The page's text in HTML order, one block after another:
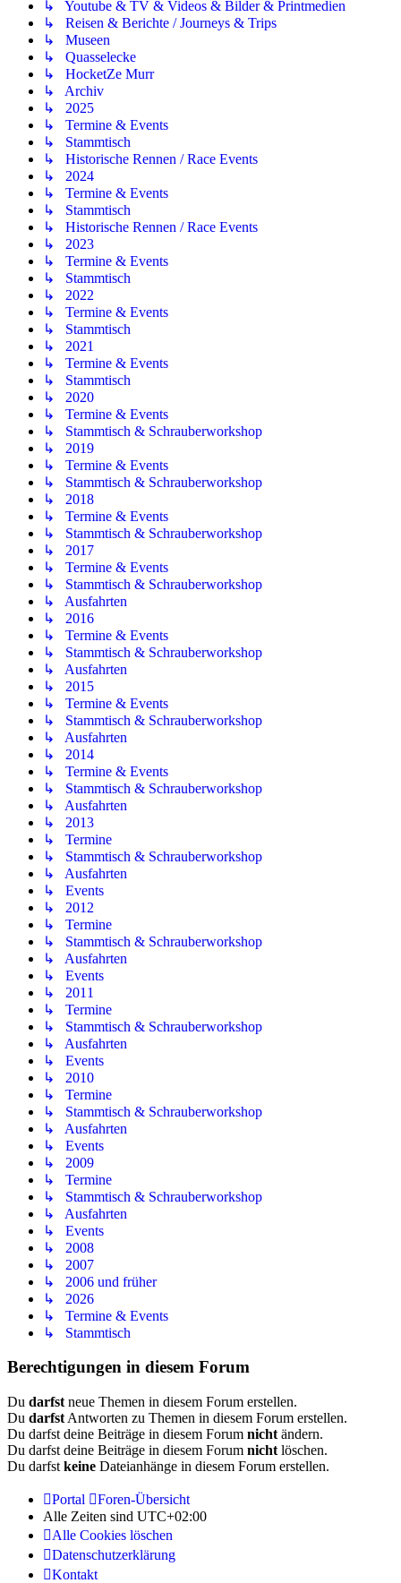
↳ Youtube & TV & Videos & Bilder & Printmedien
↳ Reisen & Berichte / Journeys & Trips
↳ Museen
↳ Quasselecke
↳ HocketZe Murr
↳ Archiv
↳ 2025
↳ Termine & Events
↳ Stammtisch
↳ Historische Rennen / Race Events
↳ 2024
↳ Termine & Events
↳ Stammtisch
↳ Historische Rennen / Race Events
↳ 2023
↳ Termine & Events
↳ Stammtisch
↳ 2022
↳ Termine & Events
↳ Stammtisch
↳ 2021
↳ Termine & Events
↳ Stammtisch
↳ 2020
↳ Termine & Events
↳ Stammtisch & Schrauberworkshop
↳ 2019
↳ Termine & Events
↳ Stammtisch & Schrauberworkshop
↳ 2018
↳ Termine & Events
↳ Stammtisch & Schrauberworkshop
↳ 2017
↳ Termine & Events
↳ Stammtisch & Schrauberworkshop
↳ Ausfahrten
↳ 2016
↳ Termine & Events
↳ Stammtisch & Schrauberworkshop
↳ Ausfahrten
↳ 2015
↳ Termine & Events
↳ Stammtisch & Schrauberworkshop
↳ Ausfahrten
↳ 2014
↳ Termine & Events
↳ Stammtisch & Schrauberworkshop
↳ Ausfahrten
↳ 2013
↳ Termine
↳ Stammtisch & Schrauberworkshop
↳ Ausfahrten
↳ Events
↳ 2012
↳ Termine
↳ Stammtisch & Schrauberworkshop
↳ Ausfahrten
↳ Events
↳ 2011
↳ Termine
↳ Stammtisch & Schrauberworkshop
↳ Ausfahrten
↳ Events
↳ 2010
↳ Termine
↳ Stammtisch & Schrauberworkshop
↳ Ausfahrten
↳ Events
↳ 2009
↳ Termine
↳ Stammtisch & Schrauberworkshop
↳ Ausfahrten
↳ Events
↳ 2008
↳ 2007
↳ 2006 und früher
↳ 2026
↳ Termine & Events
↳ Stammtisch
Berechtigungen in diesem Forum
Du darfst neue Themen in diesem Forum erstellen.
Du darfst Antworten zu Themen in diesem Forum erstellen.
Du darfst deine Beiträge in diesem Forum nicht ändern.
Du darfst deine Beiträge in diesem Forum nicht löschen.
Du darfst keine Dateianhänge in diesem Forum erstellen.
Portal
Foren-Übersicht
Alle Zeiten sind UTC+02:00
Alle Cookies löschen
Datenschutzerklärung
Kontakt